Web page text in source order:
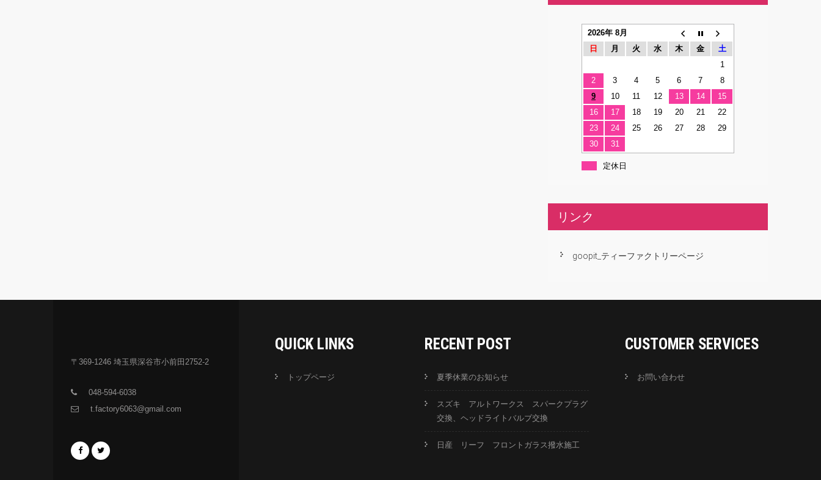
2026年 8月
日
月 火 水 木 金
土
1
2
3 4 5 6 7
8
9
10 11 12 13 14
15
16
17 18 19 20 21
22
23
24 25 26 27 28
29
30
31
定休日
リンク
goopit_ティーファクトリーページ
〒369-1246 埼玉県深谷市小前田2752-2
048-594-6038
t.factory6063@gmail.com
QUICK LINKS
トップページ
RECENT POST
夏季休業のお知らせ
スズキ アルトワークス スパークプラグ
交換、ヘッドライトバルブ交換
日産 リーフ フロントガラス撥水施工
CUSTOMER SERVICES
お問い合わせ